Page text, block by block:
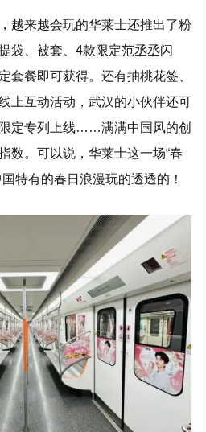
越来越会玩的华莱士还推出了粉
袋、被套、4款限定范丞丞闪
套餐即可获得。还有抽桃花签、
上互动活动，武汉的小伙伴还可
定专列上线……满满中国风的创
数。可以说，华莱士这一场“春
特有的春日浪漫玩的透透的！